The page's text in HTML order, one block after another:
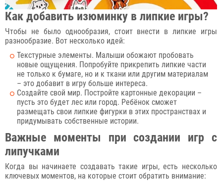
Как добавить изюминку в липкие игры?
Чтобы не было однообразия, стоит внести в липкие игры
разнообразие. Вот несколько идей:
Текстурные элементы. Малыши обожают пробовать
новые ощущения. Попробуйте прикрепить липкие части
не только к бумаге, но и к ткани или другим материалам
– это добавит в игру больше интереса.
Создайте свой мир. Постройте картонные декорации –
пусть это будет лес или город. Ребёнок сможет
размещать свои липкие фигурки в этих пространствах и
придумывать собственные истории.
Важные моменты при создании игр с
липучками
Когда вы начинаете создавать такие игры, есть несколько
ключевых моментов, на которые стоит обратить внимание: